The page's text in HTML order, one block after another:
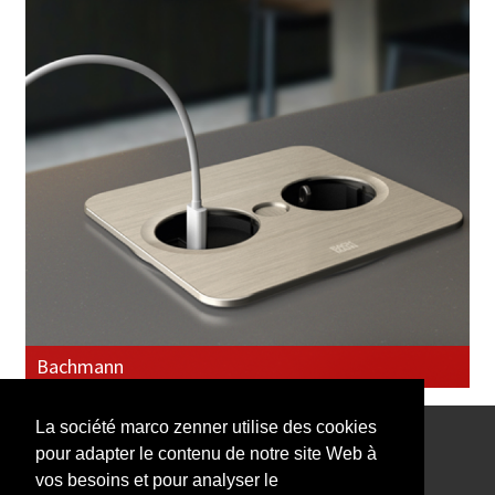
La société marco zenner utilise des cookies
pour adapter le contenu de notre site Web à
vos besoins et pour analyser le
Bachmann
Notre Newsletter vous intéresse?